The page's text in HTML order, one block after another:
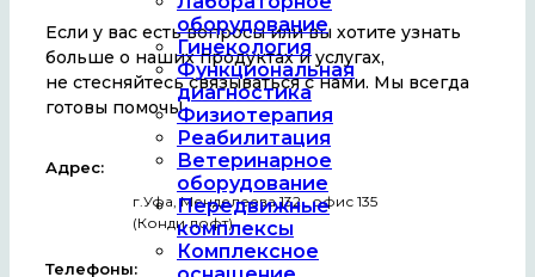
оборудование
Гинекология
Функциональная
диагностика
Физиотерапия
Реабилитация
Ветеринарное
оборудование
Передвижные
комплексы
Комплексное
Если у вас есть вопросы или вы хотите узнать
больше о наших продуктах и услугах,
не стесняйтесь связываться с нами. Мы всегда
готовы помочь!
Адрес:
г.Уфа, Менделеева 132 , офис 135
(Конди лофт)
Телефоны: